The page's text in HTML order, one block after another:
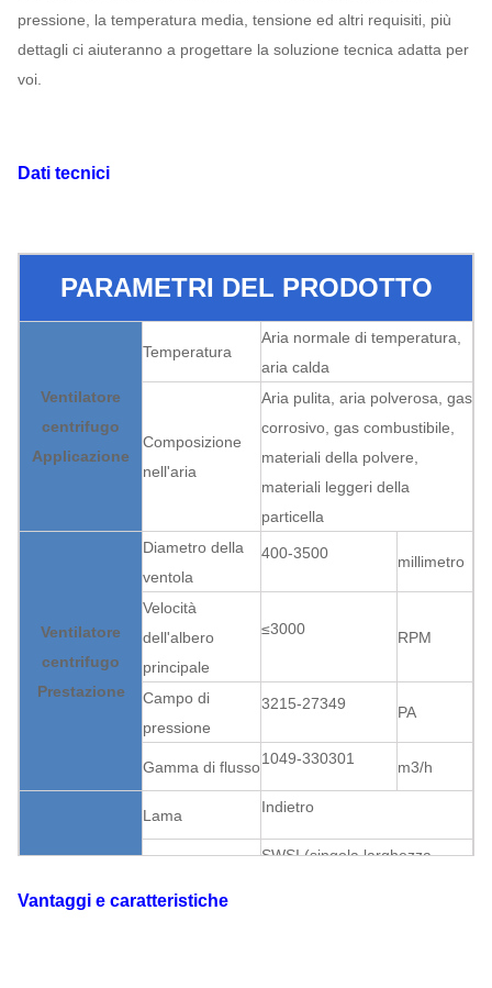
pressione, la temperatura media, tensione ed altri requisiti, più
dettagli ci aiuteranno a progettare la soluzione tecnica adatta per
voi.
Dati tecnici
PARAMETRI DEL PRODOTTO
Ventilatore
centrifugo
Applicazione
Temperatura
Aria normale di temperatura,
aria calda
Composizione
nell'aria
Aria pulita, aria polverosa, gas
corrosivo, gas combustibile,
materiali della polvere,
materiali leggeri della
particella
Ventilatore
centrifugo
Prestazione
Diametro della
ventola
400-3500 millimetro
Velocità
dell'albero
principale
≤3000 RPM
Campo di
pressione
3215-27349 PA
Gamma di flusso1049-330301 m3/h
Lama Indietro
ventola
SWSI (singola larghezza,
Vantaggi e caratteristiche